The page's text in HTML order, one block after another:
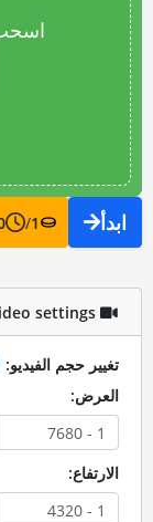
اسحب
ابدأ 1
/
Optional Video settings
تغيير حجم الفيديو:
العرض:
الارتفاع: